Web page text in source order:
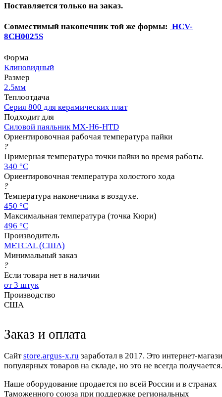
Поставляется только на заказ.
Совместимый наконечник той же формы: HCV-
8CH0025S
Форма
Клиновидный
Размер
2.5мм
Теплоотдача
Серия 800 для керамических плат
Подходит для
Силовой паяльник MX-H6-HTD
Ориентировочная рабочая температура пайки
?
Примерная температура точки пайки во время работы.
340 °C
Ориентировочная температура холостого хода
?
Температура наконечника в воздухе.
450 °C
Максимальная температура (точка Кюри)
496 °C
Производитель
METCAL (США)
Минимальный заказ
?
Если товара нет в наличии
от 3 штук
Производство
США
Заказ и оплата
Cайтstore.argus-x.ru заработал в 2017. Это интернет-
популярных товаров на складе, но это не всегда
Наше оборудование продается по всей России и в странах
Таможенного союза при поддержке региональных